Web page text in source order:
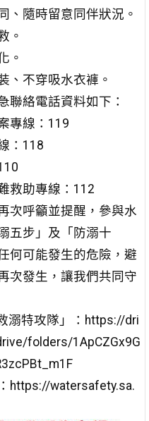
、隨時留意同伴狀況。
。
。
、不穿吸水衣褲。
聯絡電話資料如下：
專線：119
：118
救助專線：112
次呼籲並提醒，參與水
五步」及「防溺十
何可能發生的危險，避
次發生，讓我們共同守
溺特攻隊」：https://dri
folders/1ApCZGx9G
https://watersafety.sa.